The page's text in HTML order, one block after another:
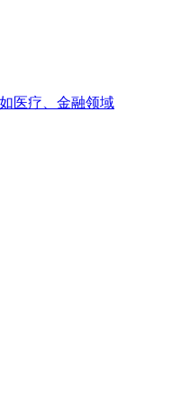
医疗、金融领域